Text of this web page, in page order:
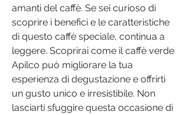
amanti del caffè. Se sei curioso di
scoprire i benefici e le caratteristiche
di questo caffè speciale, continua a
leggere. Scoprirai come il caffè verde
Apilco può migliorare la tua
esperienza di degustazione e offrirti
un gusto unico e irresistibile. Non
lasciarti sfuggire questa occasione di